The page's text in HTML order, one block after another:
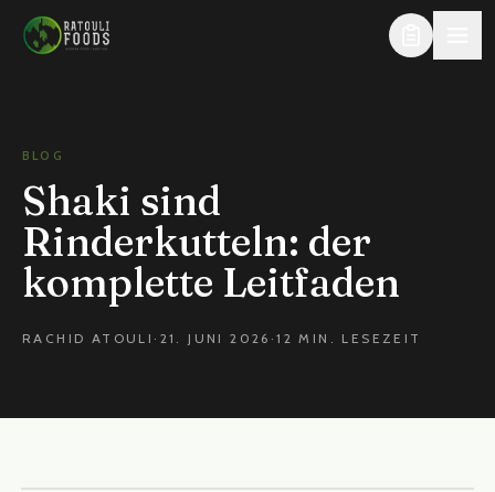
Zum Inhalt springen
BLOG
Shaki sind
Rinderkutteln: der
komplette Leitfaden
RACHID ATOULI · 21. JUNI 2026 ·12 MIN. LESEZEIT